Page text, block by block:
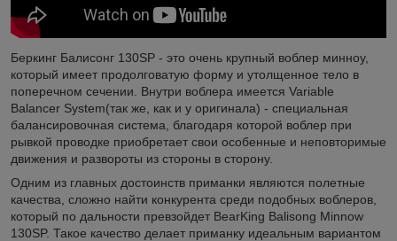
Беркинг Балисонг 130SP - это очень крупный воблер минноу,
который имеет продолговатую форму и утолщенное тело в
поперечном сечении. Внутри воблера имеется Variable
Balancer System(так же, как и у оригинала) - специальная
балансировочная система, благодаря которой воблер при
рывкой проводке приобретает свои особенные и неповторимые
движения и развороты из стороны в сторону.
Одним из главных достоинств приманки являются полетные
качества, сложно найти конкурента среди подобных воблеров,
который по дальности превзойдет BearKing Balisong Minnow
130SP. Такое качество делает приманку идеальным вариантом